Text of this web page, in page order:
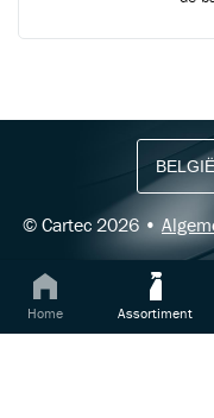
Home Assortiment
© Cartec 2026 •
aanbiedingen